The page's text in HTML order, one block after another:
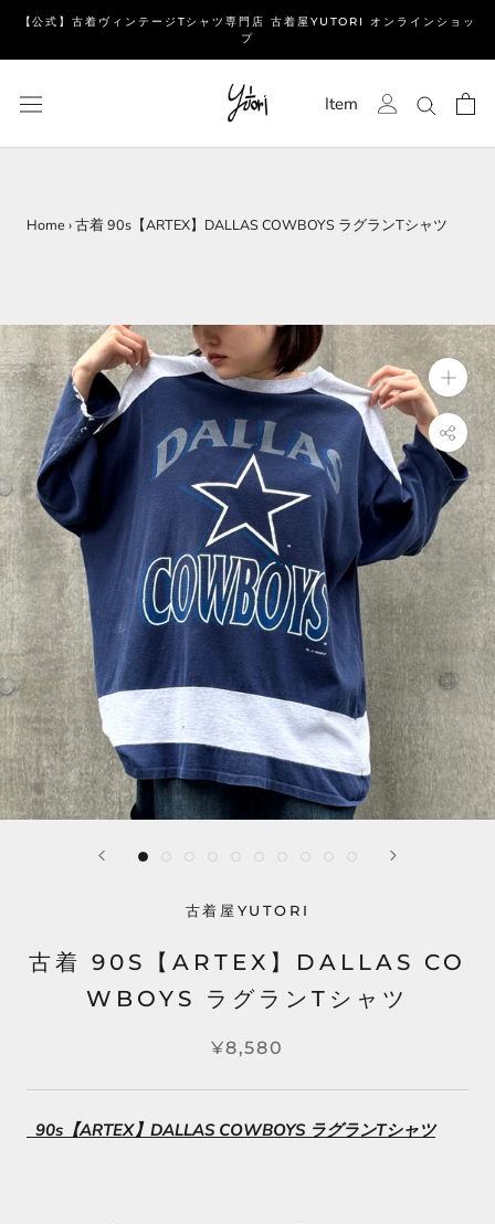
ッ
て
移
動
す
る
【公式】古着ヴィンテージTシャツ専門店 古着屋YUTORI オンラインショッ
プ
Item
Home›古着 90s【ARTEX】DALLAS COWBOYS ラグランTシャツ
古着屋YUTORI
古着 90S【ARTEX】DALLAS CO
WBOYS ラグランTシャツ
¥8,580
90s【ARTEX】DALLAS COWBOYS ラグランTシャツ